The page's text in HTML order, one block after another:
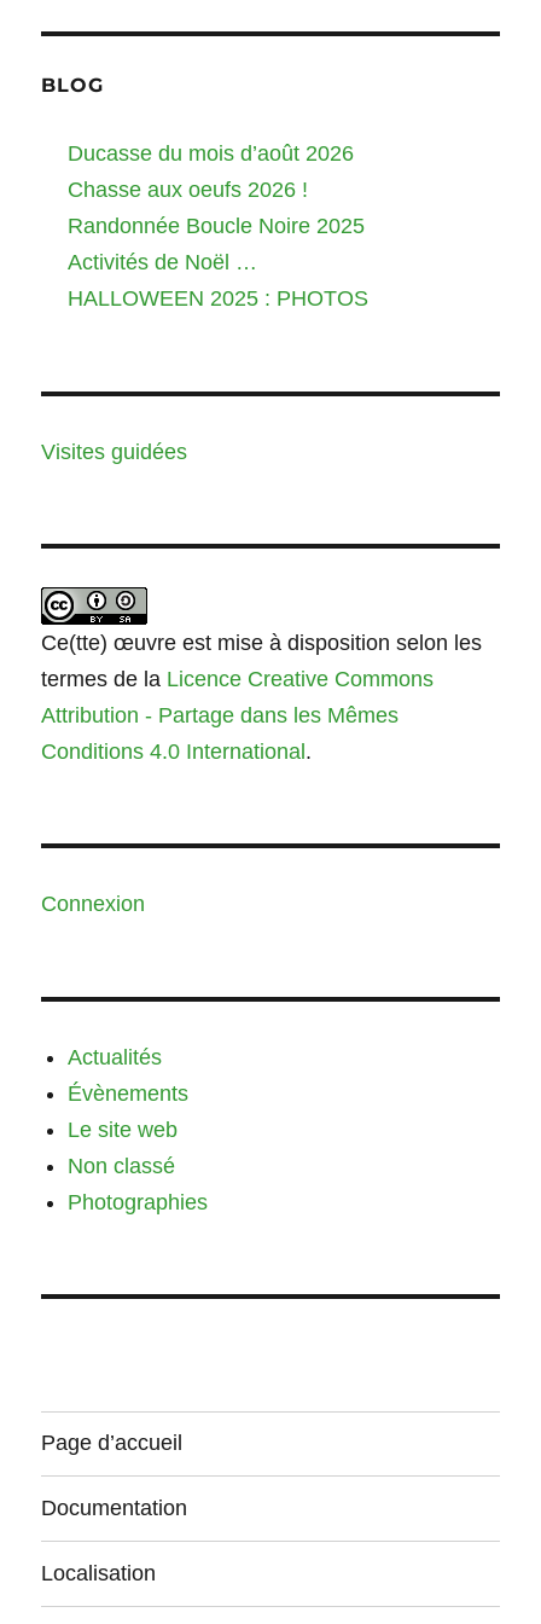
BLOG
Ducasse du mois d’août 2026
Chasse aux oeufs 2026 !
Randonnée Boucle Noire 2025
Activités de Noël …
HALLOWEEN 2025 : PHOTOS
Visites guidées
Ce(tte) œuvre est mise à disposition selon les
termes de la Licence Creative Commons
Attribution - Partage dans les Mêmes
Conditions 4.0 International.
Connexion
Actualités
Évènements
Le site web
Non classé
Photographies
Page d’accueil
Documentation
Localisation